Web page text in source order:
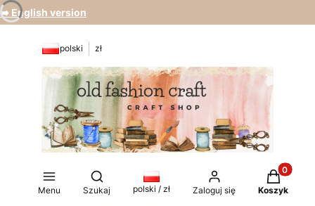
➡️ English version
polski zł
Menu
Otwórz wyszukiwarkę
Szukaj polski / zł Zaloguj się
Produkty
Koszyk